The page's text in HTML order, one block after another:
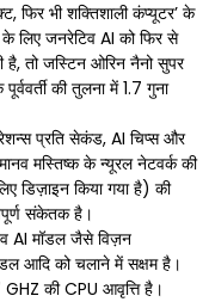
फिर भी शक्तिशाली कंप्यूटर’ के
के लिए जनरेटिव AI को फिर से
है, तो जस्टिन ओरिन नैनो सुपर
की तुलना में 1.7 गुना
प्रति सेकंड, AI चिप्स और
मस्तिष्क के न्यूरल नेटवर्क की
डिज़ाइन किया गया है) की
संकेतक है।
AI मॉडल जैसे विज़न
आदि को चलाने में सक्षम है।
की CPU आवृत्ति है।